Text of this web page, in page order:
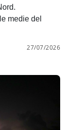
medie del
27/07/2026